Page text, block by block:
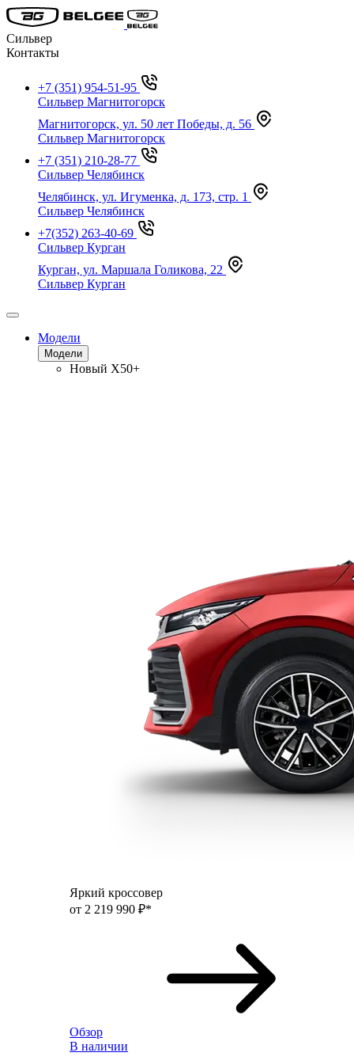
Сильвер
Контакты
+7 (351) 954-51-95
Сильвер Магнитогорск
Магнитогорск, ул. 50 лет Победы, д. 56
Сильвер Магнитогорск
+7 (351) 210-28-77
Сильвер Челябинск
Челябинск, ул. Игуменка, д. 173, стр. 1
Сильвер Челябинск
+7(352) 263-40-69
Сильвер Курган
Курган, ул. Маршала Голикова, 22
Сильвер Курган
Модели
Модели
Новый X50+
Яркий кроссовер
от 2 219 990 ₽*
Обзор
В наличии